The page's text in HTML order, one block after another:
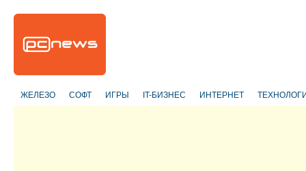
ЖЕЛЕЗО СОФТ ИГРЫ IT-БИЗНЕС ИНТЕРНЕТ